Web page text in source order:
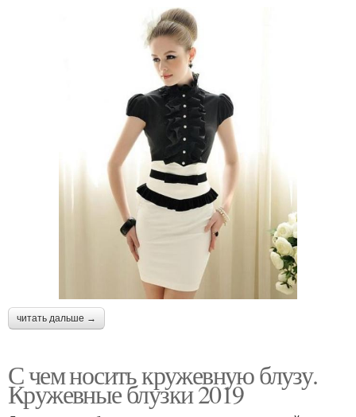
читать дальше →
С чем носить кружевную блузу.
Кружевные блузки 2019